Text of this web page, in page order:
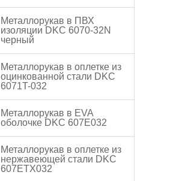
Металлорукав в ПВХ
изоляции DKC 6070-32N
черный
Металлорукав в оплетке из
оцинкованной стали DKC
6071T-032
Металлорукав в EVA
оболочке DKC 607E032
Металлорукав в оплетке из
нержавеющей стали DKC
607ETX032